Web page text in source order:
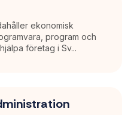
ekonomisk
program och
företag i Sv...